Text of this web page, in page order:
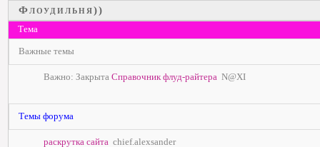
Флоудильня))
Тема
Важные темы
Важно: Закрыта Справочник флуд-райтера N@XI
Темы форума
раскрутка сайта chief.alexsander